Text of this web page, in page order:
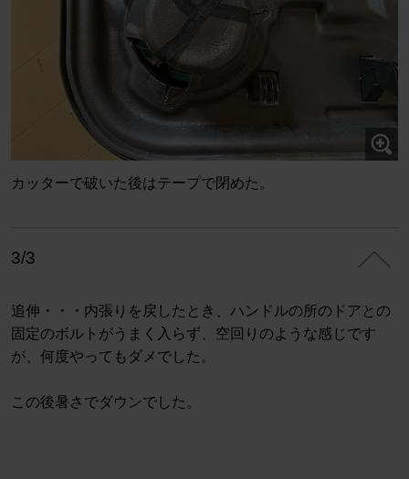
カッターで破いた後はテープで閉めた。
3/3
追伸・・・内張りを戻したとき、ハンドルの所のドアとの
固定のボルトがうまく入らず、空回りのような感じです
が、何度やってもダメでした。
この後暑さでダウンでした。